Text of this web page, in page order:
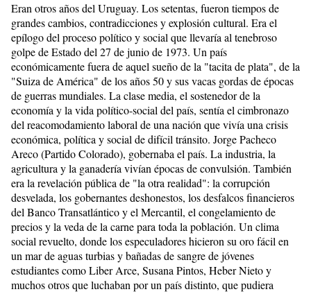
Eran otros años del Uruguay. Los setentas, fueron tiempos de
grandes cambios, contradicciones y explosión cultural. Era el
epílogo del proceso político y social que llevaría al tenebroso
golpe de Estado del 27 de junio de 1973. Un país
económicamente fuera de aquel sueño de la "tacita de plata", de la
"Suiza de América" de los años 50 y sus vacas gordas de épocas
de guerras mundiales. La clase media, el sostenedor de la
economía y la vida político-social del país, sentía el cimbronazo
del reacomodamiento laboral de una nación que vivía una crisis
económica, política y social de difícil tránsito. Jorge Pacheco
Areco (Partido Colorado), gobernaba el país. La industria, la
agricultura y la ganadería vivían épocas de convulsión. También
era la revelación pública de "la otra realidad": la corrupción
desvelada, los gobernantes deshonestos, los desfalcos financieros
del Banco Transatlántico y el Mercantil, el congelamiento de
precios y la veda de la carne para toda la población. Un clima
social revuelto, donde los especuladores hicieron su oro fácil en
un mar de aguas turbias y bañadas de sangre de jóvenes
estudiantes como Liber Arce, Susana Pintos, Heber Nieto y
muchos otros que luchaban por un país distinto, que pudiera